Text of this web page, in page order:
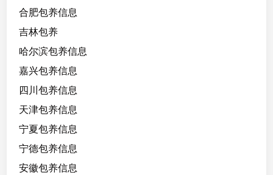
合肥包养信息
吉林包养
哈尔滨包养信息
嘉兴包养信息
四川包养信息
天津包养信息
宁夏包养信息
宁德包养信息
安徽包养信息